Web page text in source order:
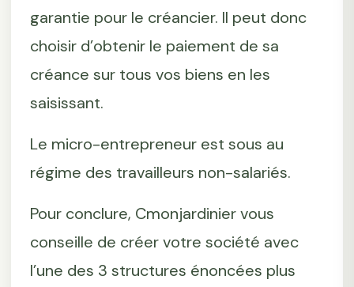
garantie pour le créancier. Il peut donc
choisir d’obtenir le paiement de sa
créance sur tous vos biens en les
saisissant.
Le micro-entrepreneur est sous au
régime des travailleurs non-salariés.
Pour conclure, Cmonjardinier vous
conseille de créer votre société avec
l’une des 3 structures énoncées plus